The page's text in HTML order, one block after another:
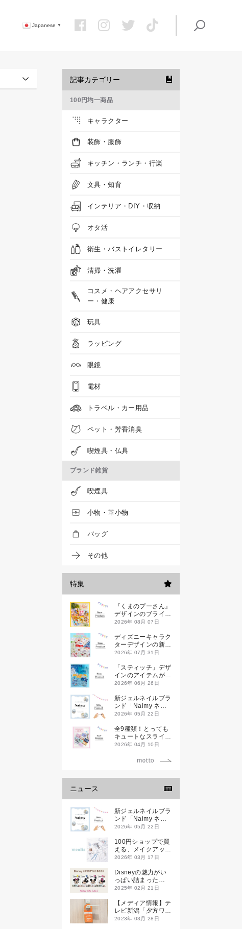
Japanese ▼
記事カテゴリー
100円均一商品
キャラクター
装飾・服飾
キッチン・ランチ・行楽
文具・知育
インテリア・DIY・収納
オタ活
衛生・バストイレタリー
清掃・洗濯
コスメ・ヘアアクセサリ
ー・健康
玩具
ラッピング
眼鏡
電材
トラベル・カー用品
ペット・芳香消臭
喫煙具・仏具
ブランド雑貨
喫煙具
小物・革小物
バッグ
その他
特集
『くまのプーさん』
デザインのブライン
ドミニハンドタオル
2026年 08月 07日
ディズニーキャラク
ターデザインの新作
シールが一挙発売
2026年 07月 31日
「スティッチ」デザ
インのアイテムが新
登場です
2026年 06月 26日
新ジェルネイルブラ
ンド「Naimy ネイ
ミィ」が誕生します
2026年 05月 22日
全9種類！とっても
キュートなスライダ
ーケースが新登場し
2026年 04月 10日
ニュース
新ジェルネイルブラ
ンド「Naimy ネイ
ミィ」が誕生します
2026年 05月 22日
100円ショップで買
える、メイクアップ
ブランド
ス）」誕生。
2026年 03月 17日
Disneyの魅力がい
っぱい詰まった
『Disney
』が2月21日(金)に
新発売！
2025年 02月 21日
【メディア情報】テ
レビ新潟「夕方ワイ
ド新潟一番」
2023年 03月 28日